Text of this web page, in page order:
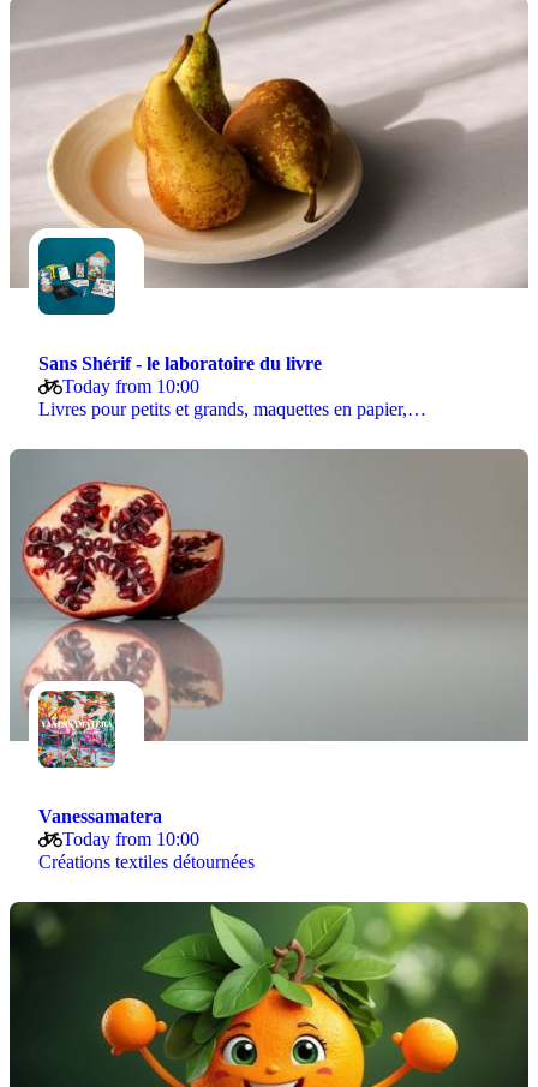
Sans Shérif - le laboratoire du livre
Today from 10:00
Livres pour petits et grands, maquettes en papier,…
Vanessamatera
Today from 10:00
Créations textiles détournées